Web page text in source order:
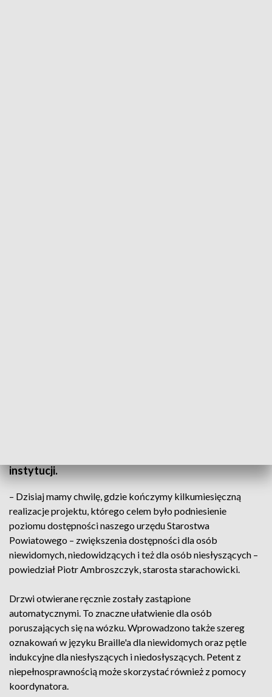
instytucji.
– Dzisiaj mamy chwilę, gdzie kończymy kilkumiesięczną
realizacje projektu, którego celem było podniesienie
poziomu dostępności naszego urzędu Starostwa
Powiatowego – zwiększenia dostępności dla osób
niewidomych, niedowidzących i też dla osób niesłyszących –
powiedział Piotr Ambroszczyk, starosta starachowicki.
Drzwi otwierane ręcznie zostały zastąpione
automatycznymi. To znaczne ułatwienie dla osób
poruszających się na wózku. Wprowadzono także szereg
oznakowań w języku Braille'a dla niewidomych oraz pętle
indukcyjne dla niesłyszących i niedosłyszących. Petent z
niepełnosprawnością może skorzystać również z pomocy
koordynatora.